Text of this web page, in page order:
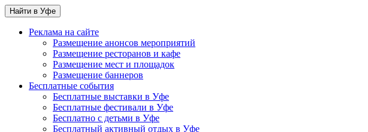
Найти в Уфе
Реклама на сайте
Размещение анонсов мероприятий
Размещение ресторанов и кафе
Размещение мест и площадок
Размещение баннеров
Бесплатные события
Бесплатные выставки в Уфе
Бесплатные фестивали в Уфе
Бесплатно с детьми в Уфе
Бесплатный активный отдых в Уфе